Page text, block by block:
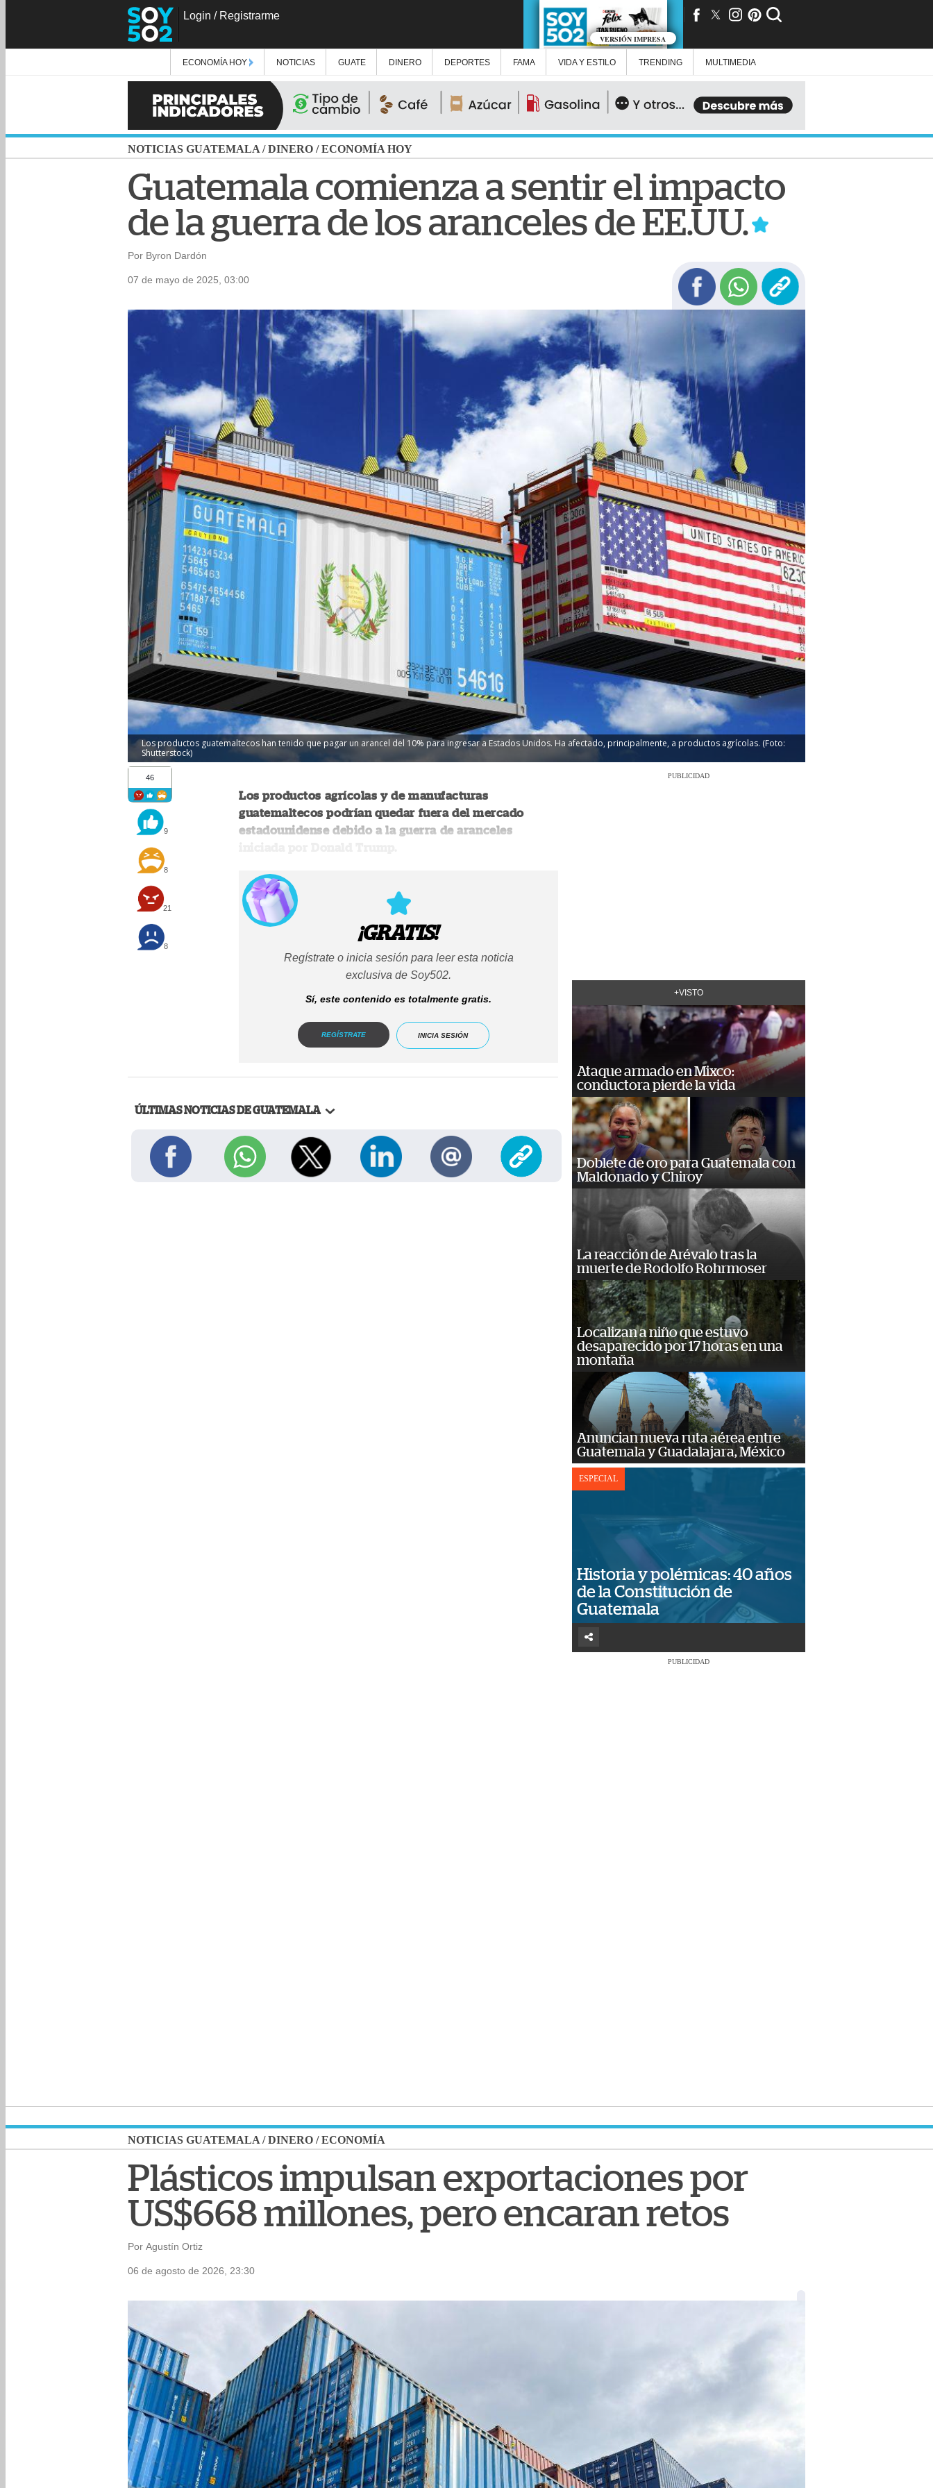
Login / Registrarme
VERSIÓN IMPRESA
ECONOMÍA HOY NOTICIAS GUATE DINERO DEPORTES FAMA VIDA Y ESTILO TRENDING MULTIMEDIA
NOTICIAS GUATEMALA /DINERO /ECONOMÍA HOY
Guatemala comienza a sentir el impacto
de la guerra de los aranceles de EE.UU.
Por Byron Dardón
07 de mayo de 2025, 03:00
Los productos guatemaltecos han tenido que pagar un arancel del 10% para ingresar a Estados Unidos. Ha afectado, principalmente, a productos agrícolas. (Foto:
Shutterstock)
46
9
8
21
8
Los productos agrícolas y de manufacturas
guatemaltecos podrían quedar fuera del mercado
estadounidense debido a la guerra de aranceles
¡GRATIS!
Regístrate o inicia sesión para leer esta noticia
exclusiva de Soy502.
Sí, este contenido es totalmente gratis.
REGÍSTRATE INICIA SESIÓN
ÚLTIMAS NOTICIAS DE GUATEMALA
PUBLICIDAD
+VISTO
Ataque armado en Mixco:
conductora pierde la vida
Doblete de oro para Guatemala con
Maldonado y Chiroy
La reacción de Arévalo tras la
muerte de Rodolfo Rohrmoser
Localizan a niño que estuvo
desaparecido por 17 horas en una
montaña
Anuncian nueva ruta aérea entre
Guatemala y Guadalajara, México
ESPECIAL
Historia y polémicas: 40 años
de la Constitución de
Guatemala
PUBLICIDAD
NOTICIAS GUATEMALA /DINERO /ECONOMÍA
Plásticos impulsan exportaciones por
US$668 millones, pero encaran retos
Por Agustín Ortiz
06 de agosto de 2026, 23:30